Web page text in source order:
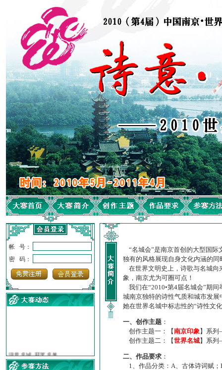
帐 号：
密 码：
·【诗意·名城】地铁展示作...
诗意名城·地铁时间
“名城会”是南京首创的大型国际
独有的风格展现自身文化内涵的
在世界文明史上，诗歌与名城向
象，南京尤为可圈可点！
我们在“2010•第4届名城会”期
城南京独特的诗性气质和城市发
她在世界名城中标志性的“诗性文
一、创作主题 ：
创作主题一：【南京印象】系
创作主题二：【世界名城】系
二、作品要求 ：
1、作品分类：A、古体诗词赋；